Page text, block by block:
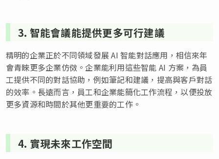
3. 智能會議能提供更多可行建議
精明的企業正於不同領域發展 AI 智能對話應用，相信來年
會青睞更多企業仿傚。企業能利用這些智能 AI 方案，為員
工提供不同的對話協助，例如筆記和建議，提高與客戶對話
的效率。長遠而言，員工和企業能簡化工作流程，以便投放
更多資源和時間於其他更重要的工作。
4. 實現未來工作空間